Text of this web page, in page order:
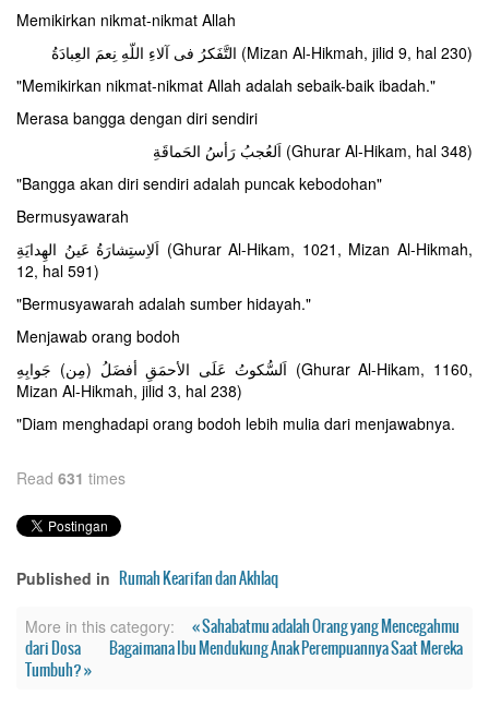
Memikirkan nikmat-nikmat Allah
التَّفَکرُ فی آلاءِ اللّهِ نِعمَ العِبادَةُ (Mizan Al-Hikmah, jilid 9, hal 230)
"Memikirkan nikmat-nikmat Allah adalah sebaik-baik ibadah."
Merasa bangga dengan diri sendiri
اَلعُجبُ رَأسُ الحَماقَةِ (Ghurar Al-Hikam, hal 348)
"Bangga akan diri sendiri adalah puncak kebodohan"
Bermusyawarah
اَلاِستِشارَةُ عَینُ الهِدایَةِ (Ghurar Al-Hikam, 1021, Mizan Al-Hikmah,
12, hal 591)
"Bermusyawarah adalah sumber hidayah."
Menjawab orang bodoh
اَلسُّکوتُ عَلَى الأحمَقِ أفضَلُ (مِن) جَوابِهِ (Ghurar Al-Hikam, 1160,
Mizan Al-Hikmah, jilid 3, hal 238)
"Diam menghadapi orang bodoh lebih mulia dari menjawabnya.
Read 631 times
Published in Rumah Kearifan dan Akhlaq
More in this category:
« Sahabatmu adalah Orang yang Mencegahmu
dari Dosa
Bagaimana Ibu Mendukung Anak Perempuannya Saat Mereka
Tumbuh? »